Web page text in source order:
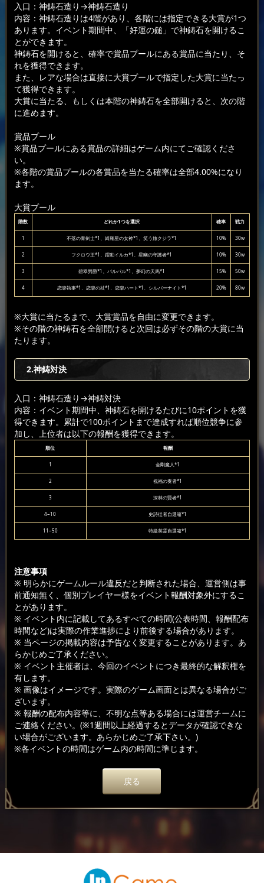
入口：神鋳石造り →神鋳石造り
内容：神鋳石造りは4階があり、各階には指定できる大賞が1つ
あります。イベント期間中、「好運の鎚」で神鋳石を開けるこ
とができます。
神鋳石を開けると、確率で賞品プールにある賞品に当たり、そ
れを獲得できます。
また、レアな場合は直接に大賞プールで指定した大賞に当たっ
て獲得できます。
大賞に当たる、もしくは本階の神鋳石を全部開けると、次の階
に進めます。
賞品プール
※賞品プールにある賞品の詳細はゲーム内にてご確認くださ
い。
※各階の賞品プールの各賞品を当たる確率は全部4.00%になり
ます。
大賞プール
階数 どれか1つを選択 確率 戦力
1 不落の青剣士*1、綺羅星の女神*1、笑う旅クジラ*1 10% 30w
2 フクロウ王*1、躍動イルカ*1、星幽の守護者*1 10% 30w
3 碧翠男爵*1、パルパル*1、夢幻の天馬*1 15% 50w
4 恋楽執事*1、恋楽の杖*1、恋楽ハート*1、シルバーナイト*1 20% 80w
※大賞に当たるまで、大賞賞品を自由に変更できます。
※その階の神鋳石を全部開けると次回は必ずその階の大賞に当
たります。
2.神鋳対決
入口：神鋳石造り →神鋳対決
内容：イベント期間中、神鋳石を開けるたびに10ポイントを獲
得できます。累計で100ポイントまで達成すれば順位競争に参
加し、上位者は以下の報酬を獲得できます。
順位 報酬
1 金剛魔人*1
2 祝福の奏者*1
3 深林の賢者*1
4~10 史詩従者自選箱*1
11~50 特級英霊自選箱*1
注意事項
※ 明らかにゲームルール違反だと判断された場合、運営側は事
前通知無く、個別プレイヤー様をイベント報酬対象外にするこ
とがあります。
※ イベント内に記載してあるすべての時間(公表時間、報酬配布
時間など)は実際の作業進捗により前後する場合があります。
※ 当ページの掲載内容は予告なく変更することがあります。あ
らかじめご了承ください。
※ イベント主催者は、今回のイベントにつき最終的な解釈権を
有します。
※ 画像はイメージです。実際のゲーム画面とは異なる場合がご
ざいます。
※ 報酬の配布内容等に、不明な点等ある場合には運営チームに
ご連絡ください。(※1週間以上経過するとデータが確認できな
い場合がございます。あらかじめご了承下さい。)
※各イベントの時間はゲーム内の時間に準じます。
戻る